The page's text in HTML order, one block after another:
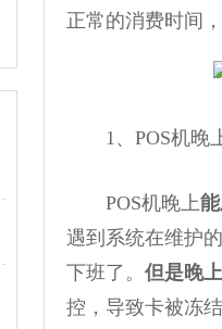
正常的消费时间
1、POS机晚
POS机晚上
遇到系统在维护
下班了。 但是晚
控，导致卡被冻结